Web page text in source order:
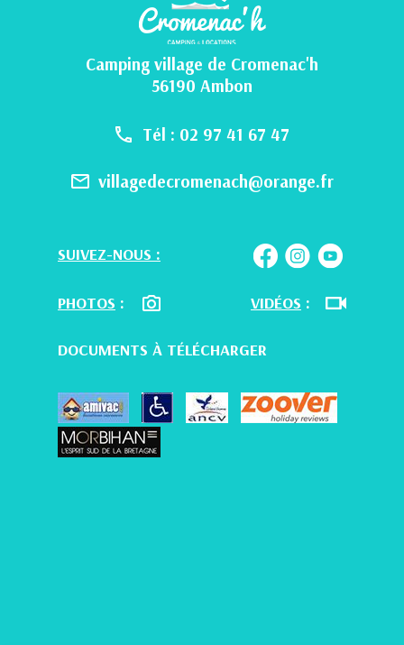
Camping village de Cromenac'h
56190 Ambon
Tél : 02 97 41 67 47
villagedecromenach@orange.fr
SUIVEZ-NOUS :
PHOTOS : VIDÉOS :
DOCUMENTS À TÉLÉCHARGER